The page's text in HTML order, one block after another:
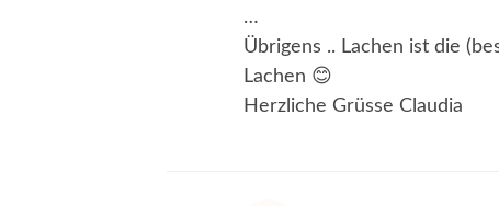
…
Übrigens .. Lachen ist die
Lachen 😊
Herzliche Grüsse Claudia